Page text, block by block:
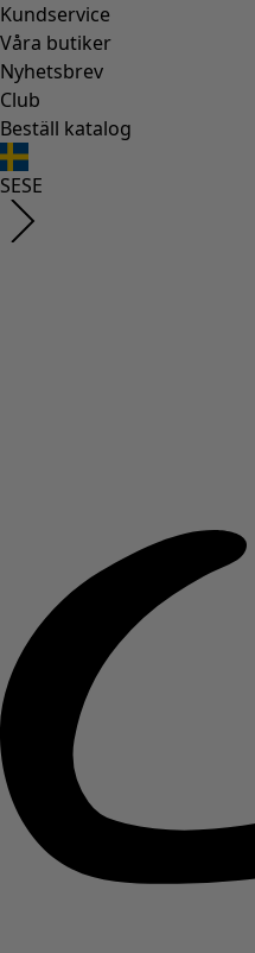
Kundservice
Våra butiker
Nyhetsbrev
Club
Beställ katalog
SESE